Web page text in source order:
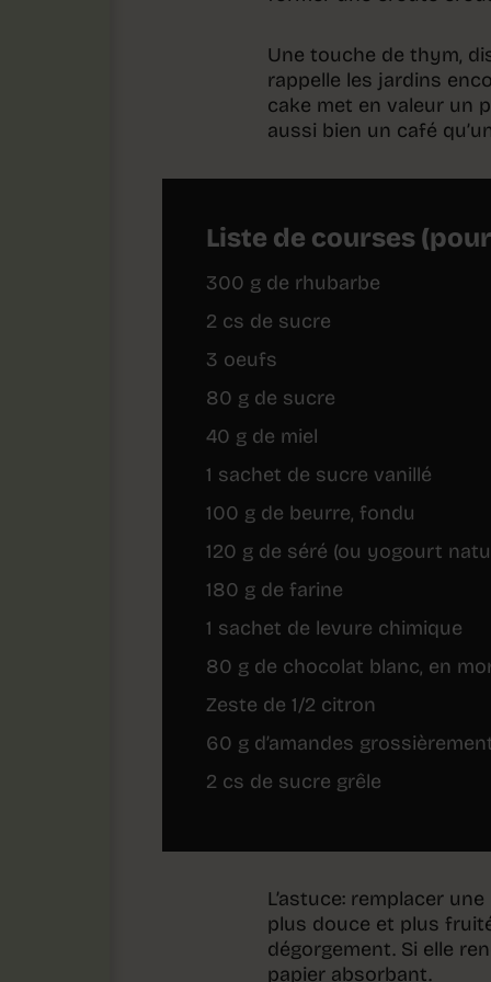
Une touche de thym,
rappelle les jardins
cake met en valeur un
aussi bien un café
Liste de courses
300 g de rhubarbe
2 cs de sucre
3 oeufs
80 g de sucre
40 g de miel
1 sachet de sucre vanillé
100 g de beurre, fondu
120 g de séré (ou yogourt
180 g de farine
1 sachet de levure chimique
80 g de chocolat blanc, en
Zeste de 1/2 citron
60 g d’amandes
2 cs de sucre grêle
L’astuce: remplacer
plus douce et plus
dégorgement. Si elle
papier absorbant.